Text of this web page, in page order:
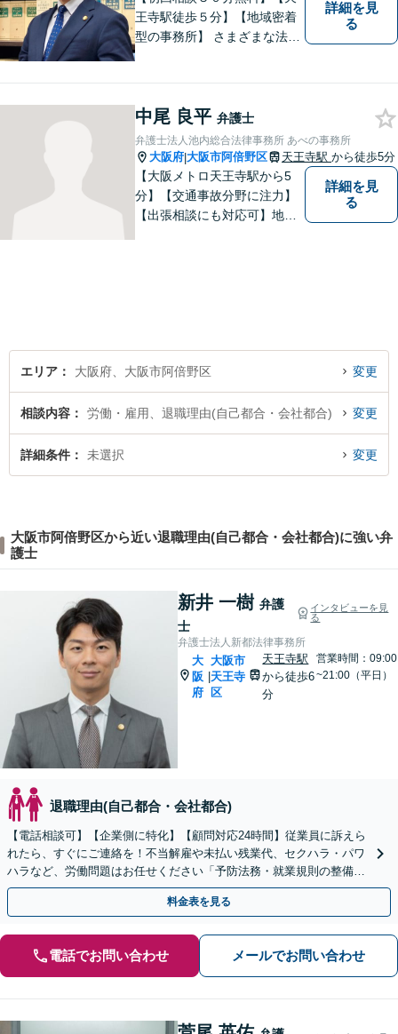
王寺駅徒歩５分】【地域密着
型の事務所】 さまざまな法律
相続、インターネット上のト
ラブルに注力！！
詳細を見
る
中尾 良平 弁護士
弁護士法人池内総合法律事務所 あべの事務所
大阪府|大阪市阿倍野区 天王寺駅 から徒歩5分
【大阪メトロ天王寺駅から5
分】【交通事故分野に注力】
【出張相談にも対応可】地元
詳細を見
る
エリア 大阪府、大阪市阿倍野区 変更
相談内容 労働・雇用、退職理由(自己都合・会社都合) 変更
詳細条件 未選択 変更
大阪市阿倍野区から近い退職理由(自己都合・会社都合)に強い弁
護士
新井 一樹 弁護
士
インタビューを見
る
弁護士法人新都法律事務所
大
阪
府
大阪市
天王寺
区
天王寺駅
から徒歩6
分
営業時間：09:00
~21:00（平日）
退職理由(自己都合・会社都合)
【電話相談可】【企業側に特化】【顧問対応24時間】従業員に訴えら
れたら、すぐにご連絡を！不当解雇や未払い残業代、セクハラ・パワ
ハラなど、労働問題はお任せください「予防法務・就業規則の整備で
トラブルを未然に防ぐ」【英語・韓国語対応】
料金表を見る
電話でお問い合わせ メールでお問い合わせ